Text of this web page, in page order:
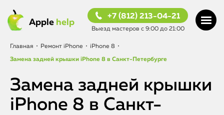
Apple help
+7 (812) 213-04-21
Выезд мастеров с 9:00 до 21:00
Главная • Ремонт iPhone • iPhone 8 •
Замена задней крышки iPhone 8 в Санкт-Петербурге
Замена задней крышки
iPhone 8 в Санкт-